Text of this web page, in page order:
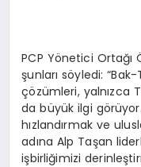
PCP Yönetici Ortağı
şunları söyledi:
çözümleri, yalnızca
da büyük ilgi
hızlandırmak ve
adına Alp Taşan
işbirliğimizi